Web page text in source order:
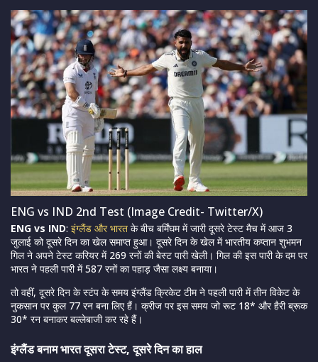
ENG vs IND 2nd Test (Image Credit- Twitter/X)
ENG vs IND: इंग्लैंड और भारत के बीच बर्मिंघम में जारी दूसरे टेस्ट मैच में आज 3
जुलाई को दूसरे दिन का खेल समाप्त हुआ। दूसरे दिन के खेल में भारतीय कप्तान शुभमन
गिल ने अपने टेस्ट करियर में 269 रनों की बेस्ट पारी खेली। गिल की इस पारी के दम पर
भारत ने पहली पारी में 587 रनों का पहाड़ जैसा लक्ष्य बनाया।
तो वहीं, दूसरे दिन के स्टंप के समय इंग्लैंड क्रिकेट टीम ने पहली पारी में तीन विकेट के
नुकसान पर कुल 77 रन बना लिए हैं। क्रीज पर इस समय जो रूट 18* और हैरी ब्रूक
30* रन बनाकर बल्लेबाजी कर रहे हैं।
इंग्लैंड बनाम भारत दूसरा टेस्ट, दूसरे दिन का हाल